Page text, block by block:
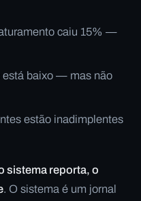
caiu 15% —
está baixo — mas não
estão inadimplentes
sistema reporta, o
. O sistema é um jornal